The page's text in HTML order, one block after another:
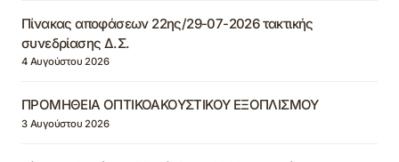
Πίνακας αποφάσεων 22ης/29-07-2026 τακτικής
συνεδρίασης Δ.Σ.
4 Αυγούστου 2026
ΠΡΟΜΗΘΕΙΑ ΟΠΤΙΚΟΑΚΟΥΣΤΙΚΟΥ ΕΞΟΠΛΙΣΜΟΥ
3 Αυγούστου 2026